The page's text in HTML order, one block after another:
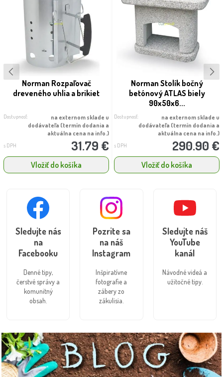
Norman Rozpaľovač
dreveného uhlia a brikiet
Dostupnosť:
na externom sklade u
dodávateľa (termín dodania a
aktuálna cena na info.)
s DPH 31.79 €
Vložiť do košíka
Norman Stolík bočný
betónový ATLAS biely
90x50x6...
Dostupnosť:
na externom sklade u
dodávateľa (termín dodania a
aktuálna cena na info.)
s DPH 290.90 €
Vložiť do košíka
Sledujte nás
na
Facebooku
Denné tipy,
čerstvé správy a
komunitný
obsah.
Pozrite sa
na náš
Instagram
Inšpiratívne
fotografie a
zábery zo
zákulisia.
Sledujte náš
YouTube
kanál
Návodné videá a
užitočné tipy.